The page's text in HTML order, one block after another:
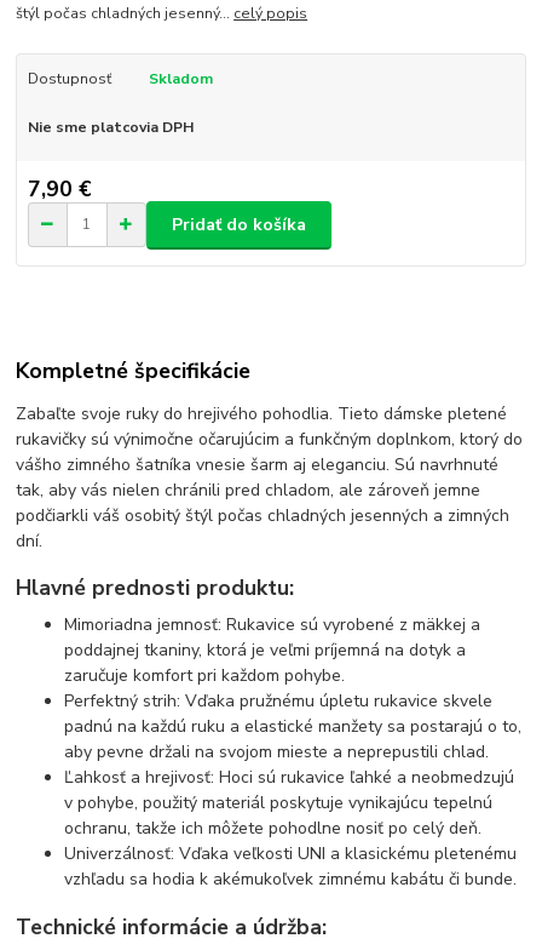
štýl počas chladných jesenný... celý popis
Dostupnosť Skladom
Nie sme platcovia DPH
7,90 €
Pridať do košíka
Kompletné špecifikácie
Zabaľte svoje ruky do hrejivého pohodlia. Tieto dámske pletené
rukavičky sú výnimočne očarujúcim a funkčným doplnkom, ktorý do
vášho zimného šatníka vnesie šarm aj eleganciu. Sú navrhnuté
tak, aby vás nielen chránili pred chladom, ale zároveň jemne
podčiarkli váš osobitý štýl počas chladných jesenných a zimných
dní.
Hlavné prednosti produktu:
Mimoriadna jemnosť: Rukavice sú vyrobené z mäkkej a
poddajnej tkaniny, ktorá je veľmi príjemná na dotyk a
zaručuje komfort pri každom pohybe.
Perfektný strih: Vďaka pružnému úpletu rukavice skvele
padnú na každú ruku a elastické manžety sa postarajú o to,
aby pevne držali na svojom mieste a neprepustili chlad.
Ľahkosť a hrejivosť: Hoci sú rukavice ľahké a neobmedzujú
v pohybe, použitý materiál poskytuje vynikajúcu tepelnú
ochranu, takže ich môžete pohodlne nosiť po celý deň.
Univerzálnosť: Vďaka veľkosti UNI a klasickému pletenému
vzhľadu sa hodia k akémukoľvek zimnému kabátu či bunde.
Technické informácie a údržba: